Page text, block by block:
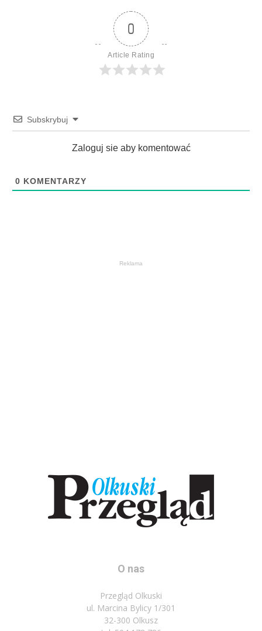
0
Article Rating
Subskrybuj
Zaloguj sie aby komentować
0 KOMENTARZY
Reklama
O nas
Przegląd Olkuski
ul. Marcina Bylicy 1/301
32-300 Olkusz